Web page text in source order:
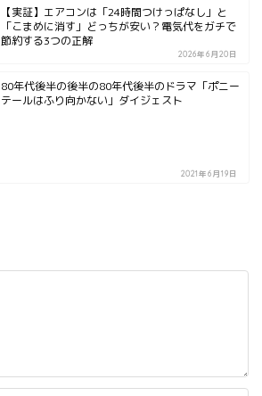
【実証】エアコンは「24時間つけっぱなし」と
「こまめに消す」どっちが安い？電気代をガチで
節約する3つの正解
2026年6月20日
80年代後半の後半の80年代後半のドラマ「ポニー
テールはふり向かない」ダイジェスト
2021年6月19日